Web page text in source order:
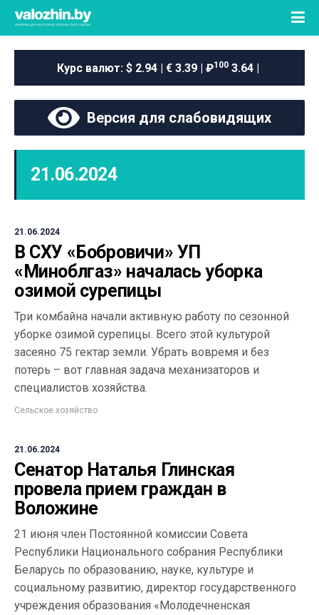
Курс валют: $ 2.94 | € 3.39 | ₽100 3.64 |
Версия для слабовидящих
21.06.2024
21.06.2024
В СХУ «Бобровичи» УП
«Миноблгаз» началась уборка
озимой сурепицы
Три комбайна начали активную работу по сезонной
уборке озимой сурепицы. Всего этой культурой
засеяно 75 гектар земли. Убрать вовремя и без
потерь – вот главная задача механизаторов и
специалистов хозяйства.
Сельское хозяйство
21.06.2024
Сенатор Наталья Глинская
провела прием граждан в
Воложине
21 июня член Постоянной комиссии Совета
Республики Национального собрания Республики
Беларусь по образованию, науке, культуре и
социальному развитию, директор государственного
учреждения образования «Молодечненская